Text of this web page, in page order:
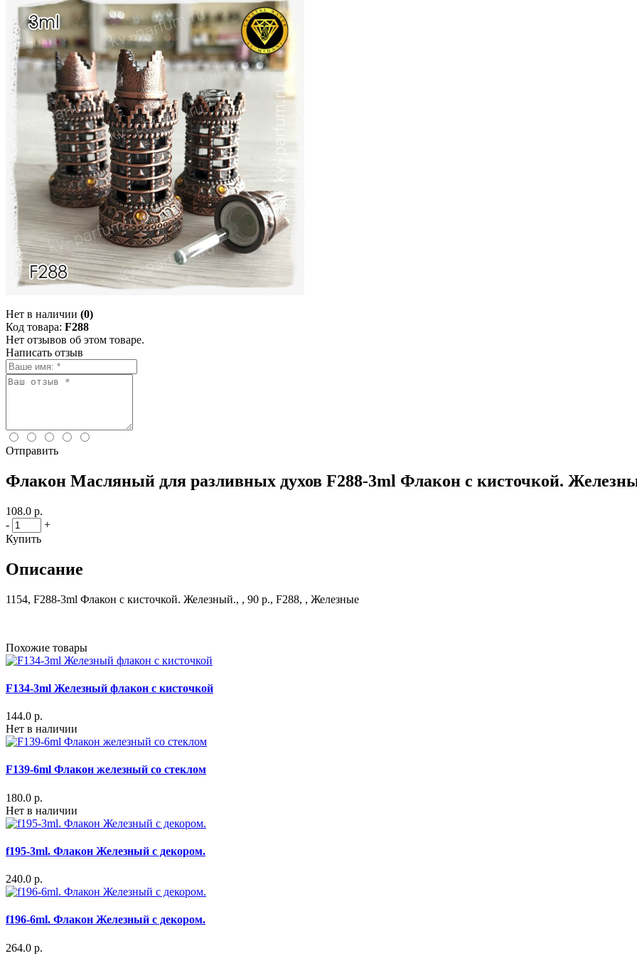
Нет в наличии (0)
Код товара: F288
Нет отзывов об этом товаре.
Написать отзыв
Отправить
Флакон Масляный для разливных духов F288-3ml Флакон с кисточкой.
108.0 р.
-
+
Купить
Описание
1154, F288-3ml Флакон с кисточкой. Железный., , 90 р., F288, , Железные
Похожие товары
F134-3ml Железный флакон с кисточкой
144.0 р.
Нет в наличии
F139-6ml Флакон железный со стеклом
180.0 р.
Нет в наличии
f195-3ml. Флакон Железный с декором.
240.0 р.
f196-6ml. Флакон Железный с декором.
264.0 р.